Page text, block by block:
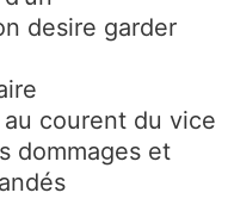
desire garder
courent du vice
dommages et